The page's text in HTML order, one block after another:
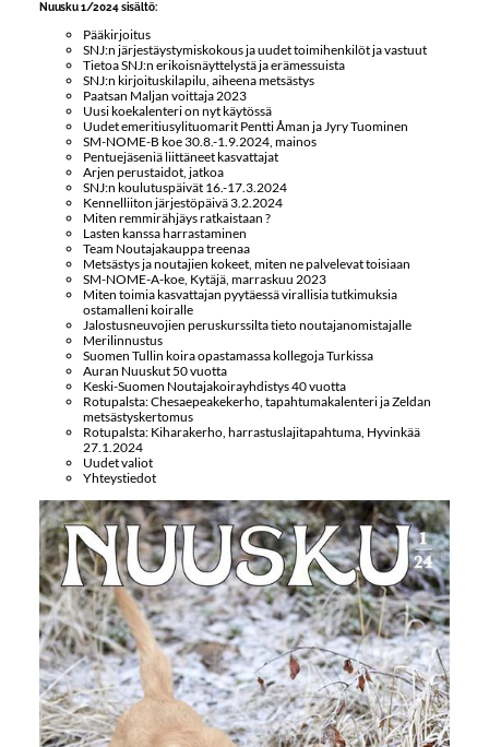
Nuusku 1/2024 sisältö:
Pääkirjoitus
SNJ:n järjestäystymiskokous ja uudet toimihenkilöt ja vastuut
Tietoa SNJ:n erikoisnäyttelystä ja erämessuista
SNJ:n kirjoituskilapilu, aiheena metsästys
Paatsan Maljan voittaja 2023
Uusi koekalenteri on nyt käytössä
Uudet emeritiusylituomarit Pentti Åman ja Jyry Tuominen
SM-NOME-B koe 30.8.-1.9.2024, mainos
Pentuejäseniä liittäneet kasvattajat
Arjen perustaidot, jatkoa
SNJ:n koulutuspäivät 16.-17.3.2024
Kennelliiton järjestöpäivä 3.2.2024
Miten remmirähjäys ratkaistaan ?
Lasten kanssa harrastaminen
Team Noutajakauppa treenaa
Metsästys ja noutajien kokeet, miten ne palvelevat toisiaan
SM-NOME-A-koe, Kytäjä, marraskuu 2023
Miten toimia kasvattajan pyytäessä virallisia tutkimuksia
ostamalleni koiralle
Jalostusneuvojien peruskurssilta tieto noutajanomistajalle
Merilinnustus
Suomen Tullin koira opastamassa kollegoja Turkissa
Auran Nuuskut 50 vuotta
Keski-Suomen Noutajakoirayhdistys 40 vuotta
Rotupalsta: Chesaepeakekerho, tapahtumakalenteri ja Zeldan
metsästyskertomus
Rotupalsta: Kiharakerho, harrastuslajitapahtuma, Hyvinkää
27.1.2024
Uudet valiot
Yhteystiedot